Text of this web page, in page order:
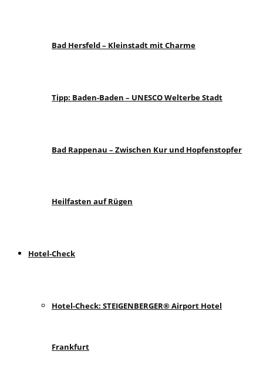
Bad Hersfeld – Kleinstadt mit Charme
Tipp: Baden-Baden – UNESCO Welterbe Stadt
Bad Rappenau – Zwischen Kur und Hopfenstopfer
Heilfasten auf Rügen
Hotel-Check
Hotel-Check: STEIGENBERGER® Airport Hotel
Frankfurt